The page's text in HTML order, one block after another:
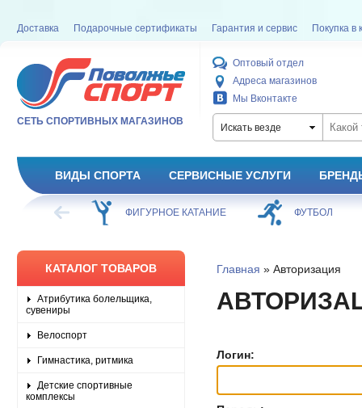
Доставка Подарочные сертификаты Гарантия и сервис Покупка в
СЕТЬ СПОРТИВНЫХ МАГАЗИНОВ
Оптовый отдел
Адреса магазинов
Мы Вконтакте
Искать везде
ВИДЫ СПОРТА СЕРВИСНЫЕ УСЛУГИ
ХОККЕЙ ФИГУРНОЕ КАТАНИЕ ФУТБОЛ
КАТАЛОГ ТОВАРОВ
Атрибутика болельщика,
сувениры
Велоспорт
Гимнастика, ритмика
Детские спортивные
комплексы
Главная » Авторизация
Логин: